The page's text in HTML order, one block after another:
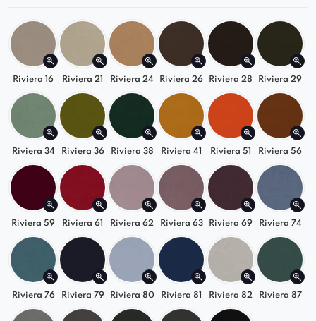
solidne wykonanie oraz dbałość o każdy
detal.
Stylowa i wszechstronna
Sofa Lorella SL3+SP2 doskonale sprawdzi się
jako:
elegancki mebel do salonu i strefy
wypoczynkowej,
wyrazisty element nowoczesnych i
przytulnych aranżacji,
stylowe uzupełnienie wnętrz inspirowanych
contemporary,
komfortowe miejsce do relaksu dla całej
rodziny.
Stwórz wnętrze pełne harmonii i wygody –
Riviera 16 Riviera 21 Riviera 24 Riviera 26 Riviera 28 Riviera 29
Riviera 34 Riviera 36 Riviera 38 Riviera 41 Riviera 51 Riviera 56
Riviera 59 Riviera 61 Riviera 62 Riviera 63 Riviera 69 Riviera 74
Riviera 76 Riviera 79 Riviera 80 Riviera 81 Riviera 82 Riviera 87